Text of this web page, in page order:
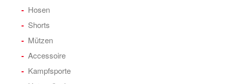
Hosen
Shorts
Mützen
Accessoire
Kampfsporte